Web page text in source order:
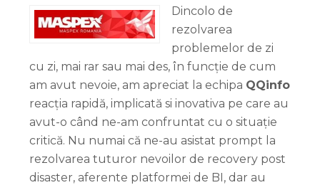
Dincolo de
rezolvarea
problemelor de zi
cu zi, mai rar sau mai des, în funcție de cum
am avut nevoie, am apreciat la echipa QQinfo
reacția rapidă, implicată si inovativa pe care au
avut-o când ne-am confruntat cu o situație
critică. Nu numai că ne-au asistat prompt la
rezolvarea tuturor nevoilor de recovery post
disaster, aferente platformei de BI, dar au